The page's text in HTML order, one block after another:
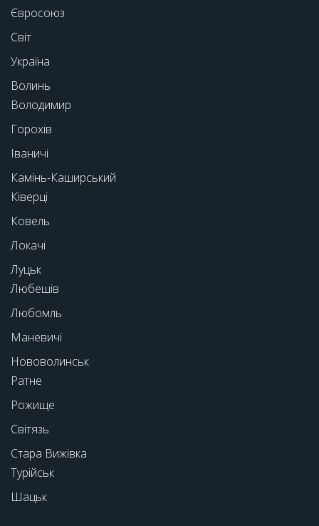
Євросоюз
Світ
Україна
Волинь
Володимир
Горохів
Іваничі
Камінь-Каширський
Ківерці
Ковель
Локачі
Луцьк
Любешів
Любомль
Маневичі
Нововолинськ
Ратне
Рожище
Світязь
Стара Вижівка
Турійськ
Шацьк